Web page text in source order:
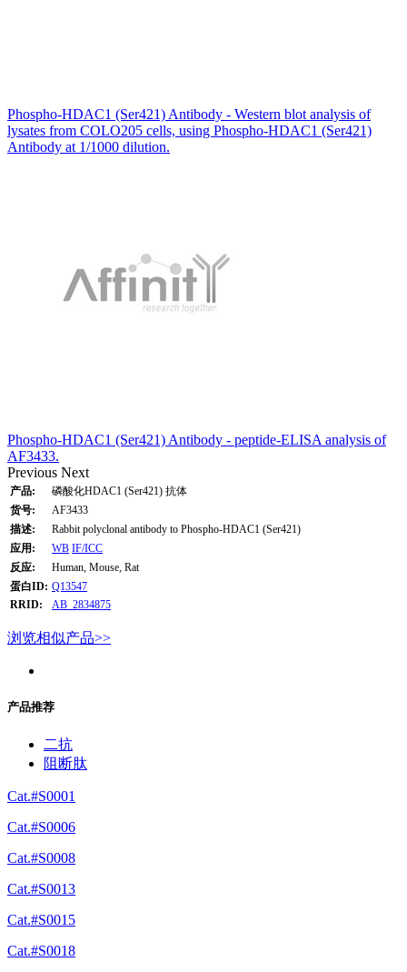
Phospho-HDAC1 (Ser421) Antibody - Western blot analysis of
lysates from COLO205 cells, using Phospho-HDAC1 (Ser421)
Antibody at 1/1000 dilution.
Phospho-HDAC1 (Ser421) Antibody - peptide-ELISA analysis of
AF3433.
Previous Next
产品:
磷酸化HDAC1 (Ser421) 抗体
货号:
AF3433
描述:
Rabbit polyclonal antibody to Phospho-HDAC1 (Ser421)
应用:
WB IF/ICC
反应:
Human, Mouse, Rat
蛋白ID: Q13547
RRID:
AB_2834875
浏览相似产品>>
产品推荐
二抗
阻断肽
Cat.#S0001
Cat.#S0006
Cat.#S0008
Cat.#S0013
Cat.#S0015
Cat.#S0018